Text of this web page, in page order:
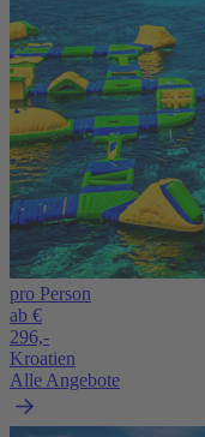
pro Person
ab €
296,-
Kroatien
Alle Angebote